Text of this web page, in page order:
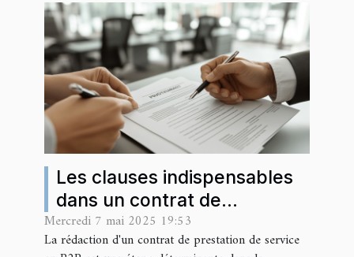
Les clauses indispensables
dans un contrat de
prestation de service B2B
Mercredi 7 mai 2025 19:53
La rédaction d'un contrat de prestation de service